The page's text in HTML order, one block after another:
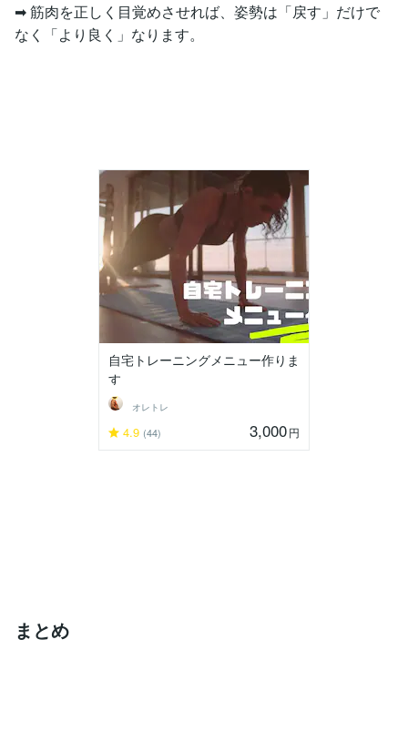
➡ 筋肉を正しく目覚めさせれば、姿勢は「戻す」だけで
なく「より良く」なります。
自宅トレーニングメニュー作りま
す
オレトレ
4.9 (44) 3,000円
まとめ